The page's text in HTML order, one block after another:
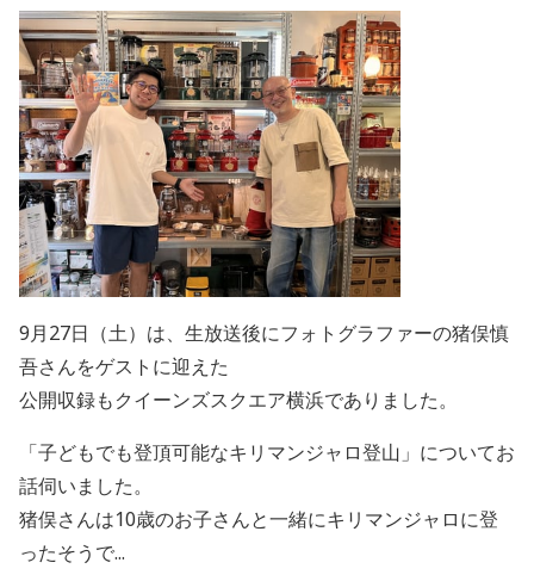
9月27日（土）は、生放送後にフォトグラファーの猪俣慎
吾さんをゲストに迎えた
公開収録もクイーンズスクエア横浜でありました。
「子どもでも登頂可能なキリマンジャロ登山」についてお
話伺いました。
猪俣さんは10歳のお子さんと一緒にキリマンジャロに登
ったそうで...